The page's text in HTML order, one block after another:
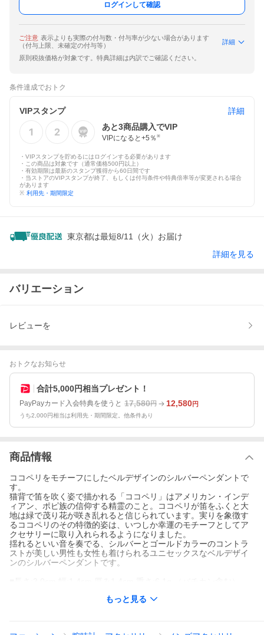
ログインして確認
ご注意 表示よりも実際の付与数・付与率が少ない場合があります
（付与上限、未確定の付与等）
詳細
原則税抜価格が対象です。特典詳細は内訳でご確認ください。
条件達成でおトク
VIPスタンプ
詳細
あと3商品購入でVIP
VIPになると+5 ％ ※
・VIPスタンプを貯めるにはログインする必要があります
・この商品は対象です（通常価格500円以上）
・有効期限は最新のスタンプ獲得から60日間です
・当ストアのVIPスタンプが終了、もしくは付与条件や特典倍率等が変更される場合
があります
※ 利用先・期間限定
東京都は最短8/11（火）お届け
詳細を見る
バリエーション
レビューを
おトクなお知らせ
合計5,000円相当プレゼント！
PayPayカード入会特典を使うと 17,580円 12,580円
うち2,000円相当は利用先・期間限定。他条件あり
商品情報
ココペリをモチーフにしたベルデザインのシルバーペンダントで
す。
猫背で笛を吹く姿で描かれる「ココペリ」はアメリカン・インデ
ィアン、ポピ族の信仰する精霊のこと。ココペリが笛をふくと大
地は緑で茂り花が咲き乱れると信じられています。実りを象徴す
るココペリのその特徴的姿は、いつしか幸運のモチーフとしてア
クセサリーに取り入れられるようになりました。
揺れるといい音を奏でる、シルバーとゴールドカラーのコントラ
ストが美しい男性も女性も着けられるユニセックスなベルデザイ
ンのシルバーペンダントです。
もっと見る